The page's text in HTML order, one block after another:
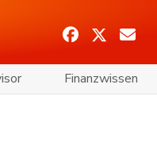
Finanzwissen